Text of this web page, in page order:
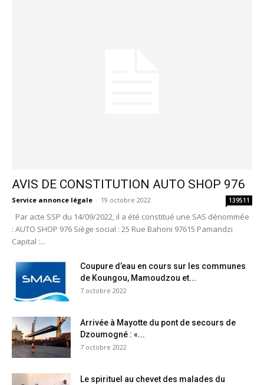
AVIS DE CONSTITUTION AUTO SHOP 976
Service annonce légale - 19 octobre 2022 139511
Par acte SSP du 14/09/2022, il a été constitué une SAS dénommée
: AUTO SHOP 976 Siège social : 25 Rue Bahoni 97615 Pamandzi
Capital :...
Coupure d’eau en cours sur les communes
de Koungou, Mamoudzou et...
7 octobre 2022
Arrivée à Mayotte du pont de secours de
Dzoumogné : «...
7 octobre 2022
Le spirituel au chevet des malades du